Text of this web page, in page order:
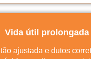
Vida útil prolongada
ajustada e dutos